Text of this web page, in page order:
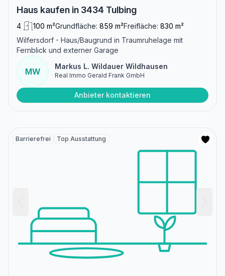
Haus kaufen in 3434 Tulbing
4 100 m²Grundfläche: 859 m²Freifläche: 830 m²
Wilfersdorf - Haus/Baugrund in Traumruhelage mit
Fernblick und externer Garage
MW
Markus L. Wildauer Wildhausen
Real Immo Gerald Frank GmbH
Anbieter kontaktieren
Barrierefrei Top Ausstattung